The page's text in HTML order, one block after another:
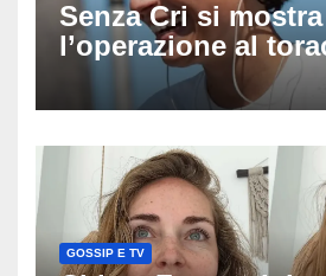
Senza Cri si
l’operazione al
anni mi sentivo in
racconto sul
GOSSIP E TV